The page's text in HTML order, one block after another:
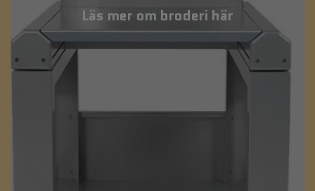
Läs mer om broderi här